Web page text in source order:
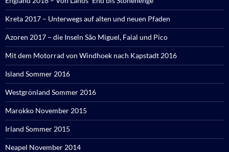
Kreta 2017 – Unterwegs auf alten und neuen Pfaden
Azoren 2017 – die Inseln São Miguel, Faial und Pico
Mit dem Motorrad von Windhoek nach Kapstadt 2016
Island Sommer 2016
Westgrönland Sommer 2016
Marokko November 2015
Irland Sommer 2015
Neapel November 2014